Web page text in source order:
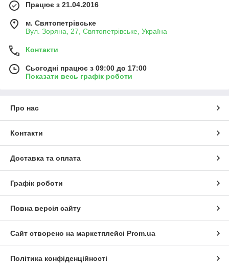
Працює з 21.04.2016
м. Святопетрівське
Вул. Зоряна, 27, Святопетрівське, Україна
Контакти
Сьогодні працює з 09:00 до 17:00
Показати весь графік роботи
Про нас
Контакти
Доставка та оплата
Графік роботи
Повна версія сайту
Сайт створено на маркетплейсі Prom.ua
Політика конфіденційності